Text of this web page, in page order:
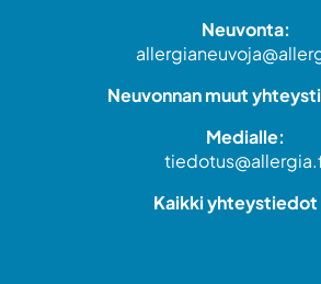
Neuvonta:
Neuvonnan muut
Medialle:
Kaikki yhteystiedot